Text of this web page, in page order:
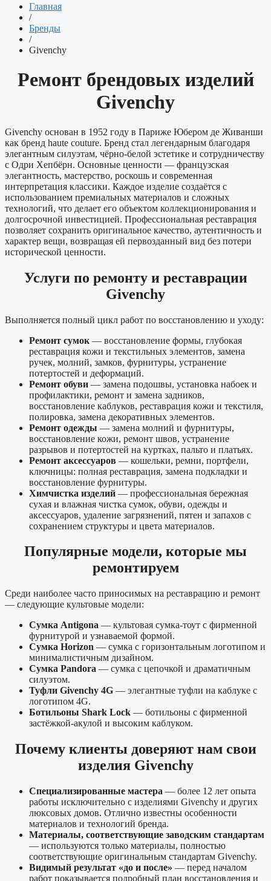
Главная
/
Бренды
/
Givenchy
Ремонт брендовых изделий
Givenchy
Givenchy основан в 1952 году в Париже Юбером де Живанши
как бренд haute couture. Бренд стал легендарным благодаря
элегантным силуэтам, чёрно-белой эстетике и сотрудничеству
с Одри Хепбёрн. Основные ценности — французская
элегантность, мастерство, роскошь и современная
интерпретация классики. Каждое изделие создаётся с
использованием премиальных материалов и сложных
технологий, что делает его объектом коллекционирования и
долгосрочной инвестицией. Профессиональная реставрация
позволяет сохранить оригинальное качество, аутентичность и
характер вещи, возвращая ей первозданный вид без потери
исторической ценности.
Услуги по ремонту и реставрации
Givenchy
Выполняется полный цикл работ по восстановлению и уходу:
Ремонт сумок — восстановление формы, глубокая
реставрация кожи и текстильных элементов, замена
ручек, молний, замков, фурнитуры, устранение
потертостей и деформаций.
Ремонт обуви — замена подошвы, установка набоек и
профилактики, ремонт и замена задников,
восстановление каблуков, реставрация кожи и текстиля,
полировка, замена декоративных элементов.
Ремонт одежды — замена молний и фурнитуры,
восстановление кожи, ремонт швов, устранение
разрывов и потертостей на куртках, пальто и платьях.
Ремонт аксессуаров — кошельки, ремни, портфели,
ключницы: полная реставрация, замена подкладки и
восстановление фурнитуры.
Химчистка изделий — профессиональная бережная
сухая и влажная чистка сумок, обуви, одежды и
аксессуаров, удаление загрязнений, пятен и запахов с
сохранением структуры и цвета материалов.
Популярные модели, которые мы
ремонтируем
Среди наиболее часто приносимых на реставрацию и ремонт
— следующие культовые модели:
Сумка Antigona — культовая сумка-тоут с фирменной
фурнитурой и узнаваемой формой.
Сумка Horizon — сумка с горизонтальным логотипом и
минималистичным дизайном.
Сумка Pandora — сумка с цепочкой и драматичным
силуэтом.
Туфли Givenchy 4G — элегантные туфли на каблуке с
логотипом 4G.
Ботильоны Shark Lock — ботильоны с фирменной
застёжкой-акулой и высоким каблуком.
Почему клиенты доверяют нам свои
изделия Givenchy
Специализированные мастера — более 12 лет опыта
работы исключительно с изделиями Givenchy и других
люксовых домов. Отлично известны особенности
материалов и технологий бренда.
Материалы, соответствующие заводским стандартам
— используются только материалы, полностью
соответствующие оригинальным стандартам Givenchy.
Видимый результат «до и после» — перед началом
работ показывается подробный план восстановления и